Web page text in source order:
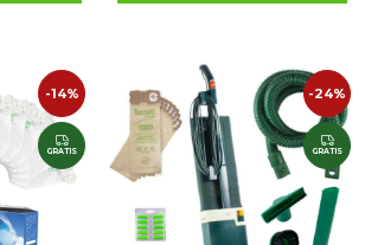
-14%
GRATIS
-24%
GRATIS